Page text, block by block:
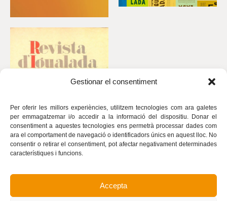
Gestionar el consentiment
Per oferir les millors experiències, utilitzem tecnologies com ara galetes
per emmagatzemar i/o accedir a la informació del dispositiu. Donar el
consentiment a aquestes tecnologies ens permetrà processar dades com
ara el comportament de navegació o identificadors únics en aquest lloc. No
consentir o retirar el consentiment, pot afectar negativament determinades
característiques i funcions.
Accepta